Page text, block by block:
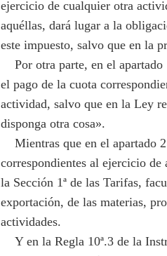
ejercicio de cualquier otra
aquéllas, dará lugar a la
este impuesto, salvo que en la
Por otra parte, en el apartado
el pago de la cuota
actividad, salvo que en la Ley
disponga otra cosa».
Mientras que en el apartado
correspondientes al ejercicio
la Sección 1ª de las Tarifas,
exportación, de las materias,
actividades.
Y en la Regla 10ª.3 de la